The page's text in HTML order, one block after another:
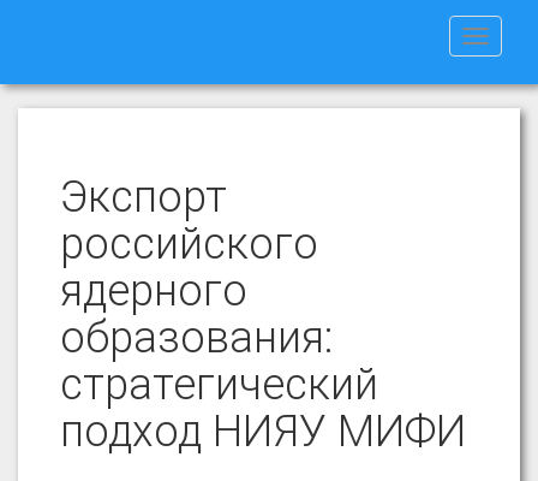
Toggle
Экспорт
российского
ядерного
образования:
стратегический
подход НИЯУ МИФИ